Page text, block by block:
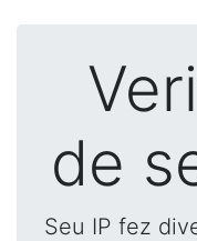
de
Seu IP fez